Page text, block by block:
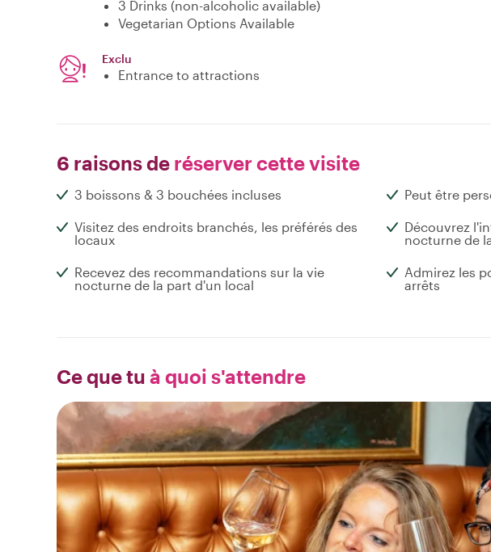
3 Drinks (non-alcoholic available)
Vegetarian Options Available
Exclu
Entrance to attractions
6 raisons de réserver cette visite
3 boissons & 3 bouchées incluses Peut être
Visitez des endroits branchés, les préférés des
locaux
Découvrez
nocturne de
Recevez des recommandations sur la vie
nocturne de la part d'un local
Admirez les
arrêts
Ce que tu à quoi s'attendre